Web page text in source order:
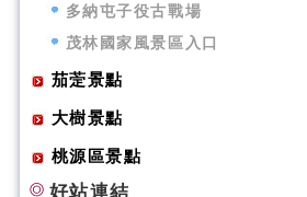
多納屯子役古戰場
茂林國家風景區入口
茄萣景點
大樹景點
桃源區景點
好站連結